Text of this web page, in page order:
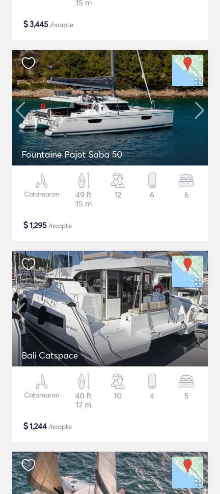
15 m
$3,445 /noapte
Fountaine Pajot Saba 50
Catamaran
49 ft
15 m
12 6 6
$1,295 /noapte
Bali Catspace
Catamaran
40 ft
12 m
10 4 5
$1,244/noapte